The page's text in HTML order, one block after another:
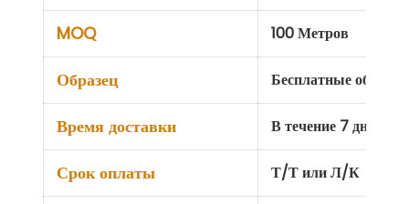
MOQ 100 Метров
Образец Бесплатные
Время доставки В течение 7 дней
Срок оплаты Т/Т или Л/К